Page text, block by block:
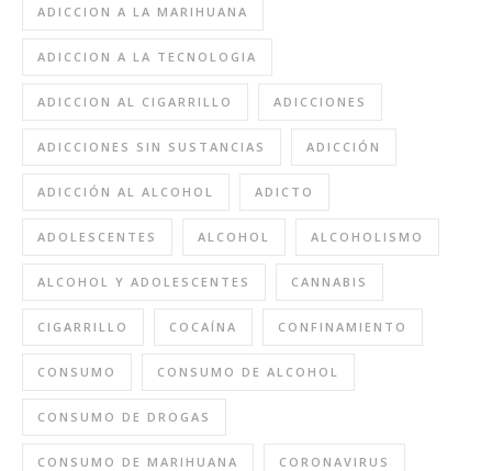
ADICCION A LA MARIHUANA
ADICCION A LA TECNOLOGIA
ADICCION AL CIGARRILLO ADICCIONES
ADICCIONES SIN SUSTANCIAS ADICCIÓN
ADICCIÓN AL ALCOHOL ADICTO
ADOLESCENTES ALCOHOL ALCOHOLISMO
ALCOHOL Y ADOLESCENTES CANNABIS
CIGARRILLO COCAÍNA CONFINAMIENTO
CONSUMO CONSUMO DE ALCOHOL
CONSUMO DE DROGAS
CONSUMO DE MARIHUANA CORONAVIRUS